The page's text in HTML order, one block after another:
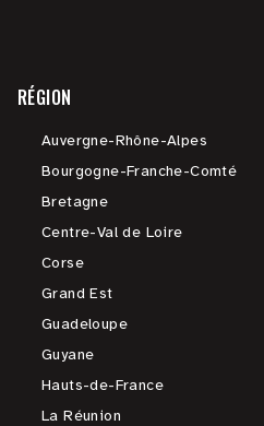
RÉGION
Auvergne-Rhône-Alpes
Bourgogne-Franche-Comté
Bretagne
Centre-Val de Loire
Corse
Grand Est
Guadeloupe
Guyane
Hauts-de-France
La Réunion